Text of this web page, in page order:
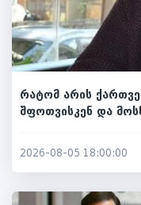
რატომ არის
შფოთვისკენ და
2026-08-05 18:00:00